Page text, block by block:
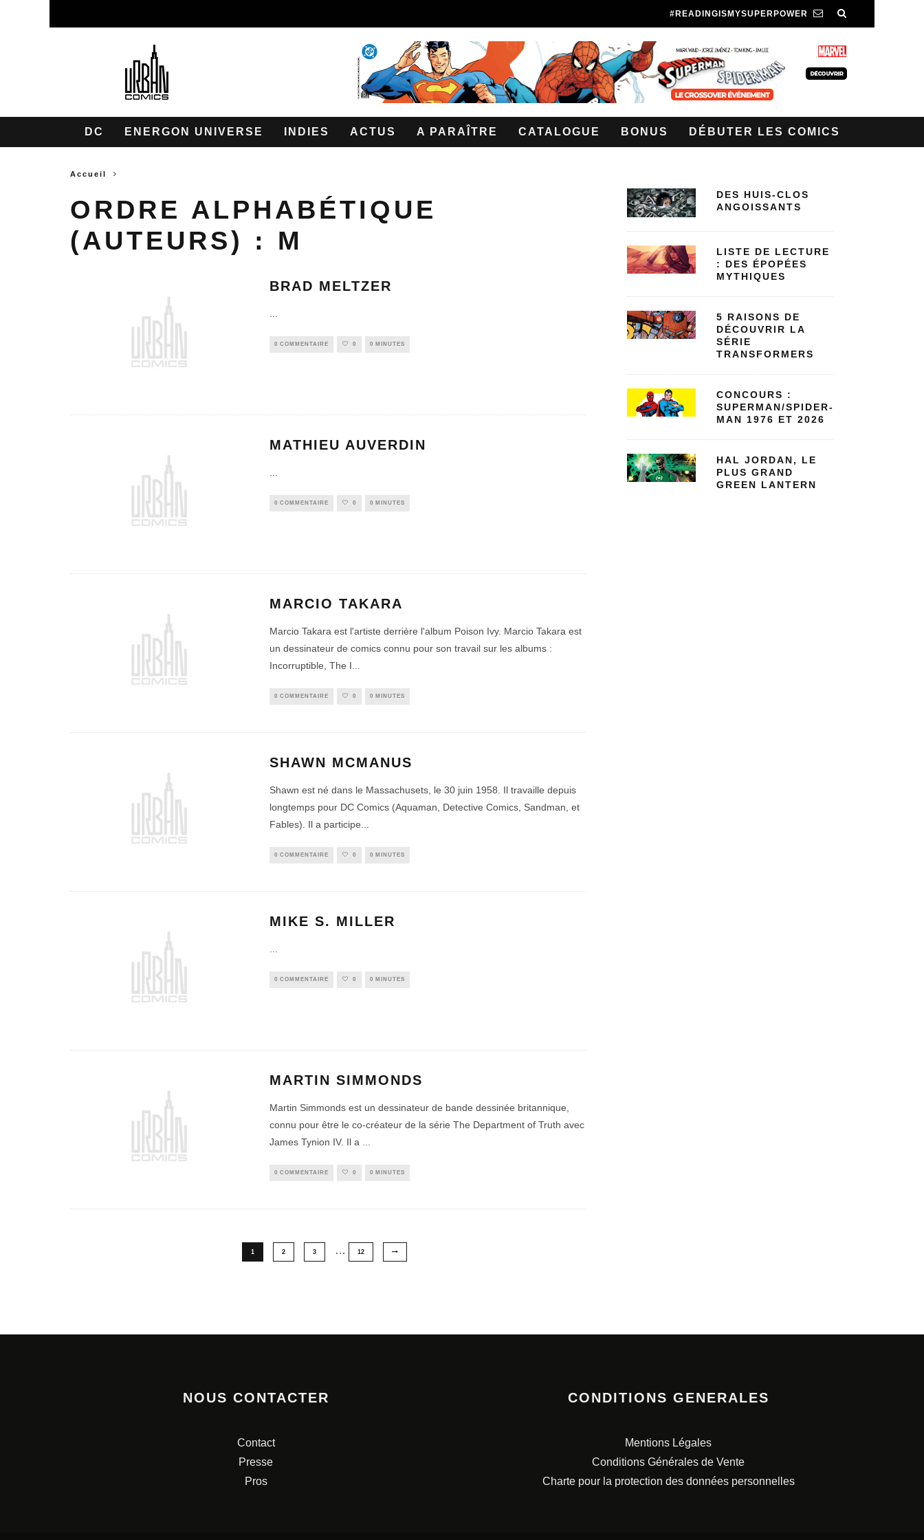
#READINGISMYSUPERPOWER
DC ENERGON UNIVERSE INDIES ACTUS A PARAÎTRE CATALOGUE BONUS DÉBUTER LES COMICS
Accueil
ORDRE ALPHABÉTIQUE
(AUTEURS) : M
BRAD MELTZER
0 COMMENTAIRE 0 0 MINUTES
MATHIEU AUVERDIN
0 COMMENTAIRE 0 0 MINUTES
MARCIO TAKARA
Marcio Takara est l'artiste derrière l'album Poison Ivy. Marcio Takara est
un dessinateur de comics connu pour son travail sur les albums :
Incorruptible, The I
0 COMMENTAIRE 0 0 MINUTES
SHAWN MCMANUS
Shawn est né dans le Massachusets, le 30 juin 1958. Il travaille depuis
longtemps pour DC Comics (Aquaman, Detective Comics, Sandman, et
Fables). Il a participe
0 COMMENTAIRE 0 0 MINUTES
MIKE S. MILLER
0 COMMENTAIRE 0 0 MINUTES
MARTIN SIMMONDS
Martin Simmonds est un dessinateur de bande dessinée britannique,
connu pour être le co-créateur de la série The Department of Truth avec
James Tynion IV. Il a
0 COMMENTAIRE 0 0 MINUTES
1 2 3 … 12
DES HUIS-CLOS
ANGOISSANTS
LISTE DE LECTURE
: DES ÉPOPÉES
MYTHIQUES
5 RAISONS DE
DÉCOUVRIR LA
SÉRIE
TRANSFORMERS
CONCOURS :
SUPERMAN/SPIDER-
MAN 1976 ET 2026
HAL JORDAN, LE
PLUS GRAND
GREEN LANTERN
NOUS CONTACTER
Contact
Presse
Pros
CONDITIONS GENERALES
Mentions Légales
Conditions Générales de Vente
Charte pour la protection des données personnelles